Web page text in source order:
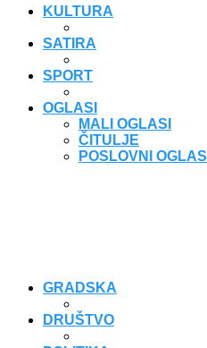
KULTURA
SATIRA
SPORT
OGLASI
MALI OGLASI
ČITULJE
POSLOVNI OGLASI
GRADSKA
DRUŠTVO